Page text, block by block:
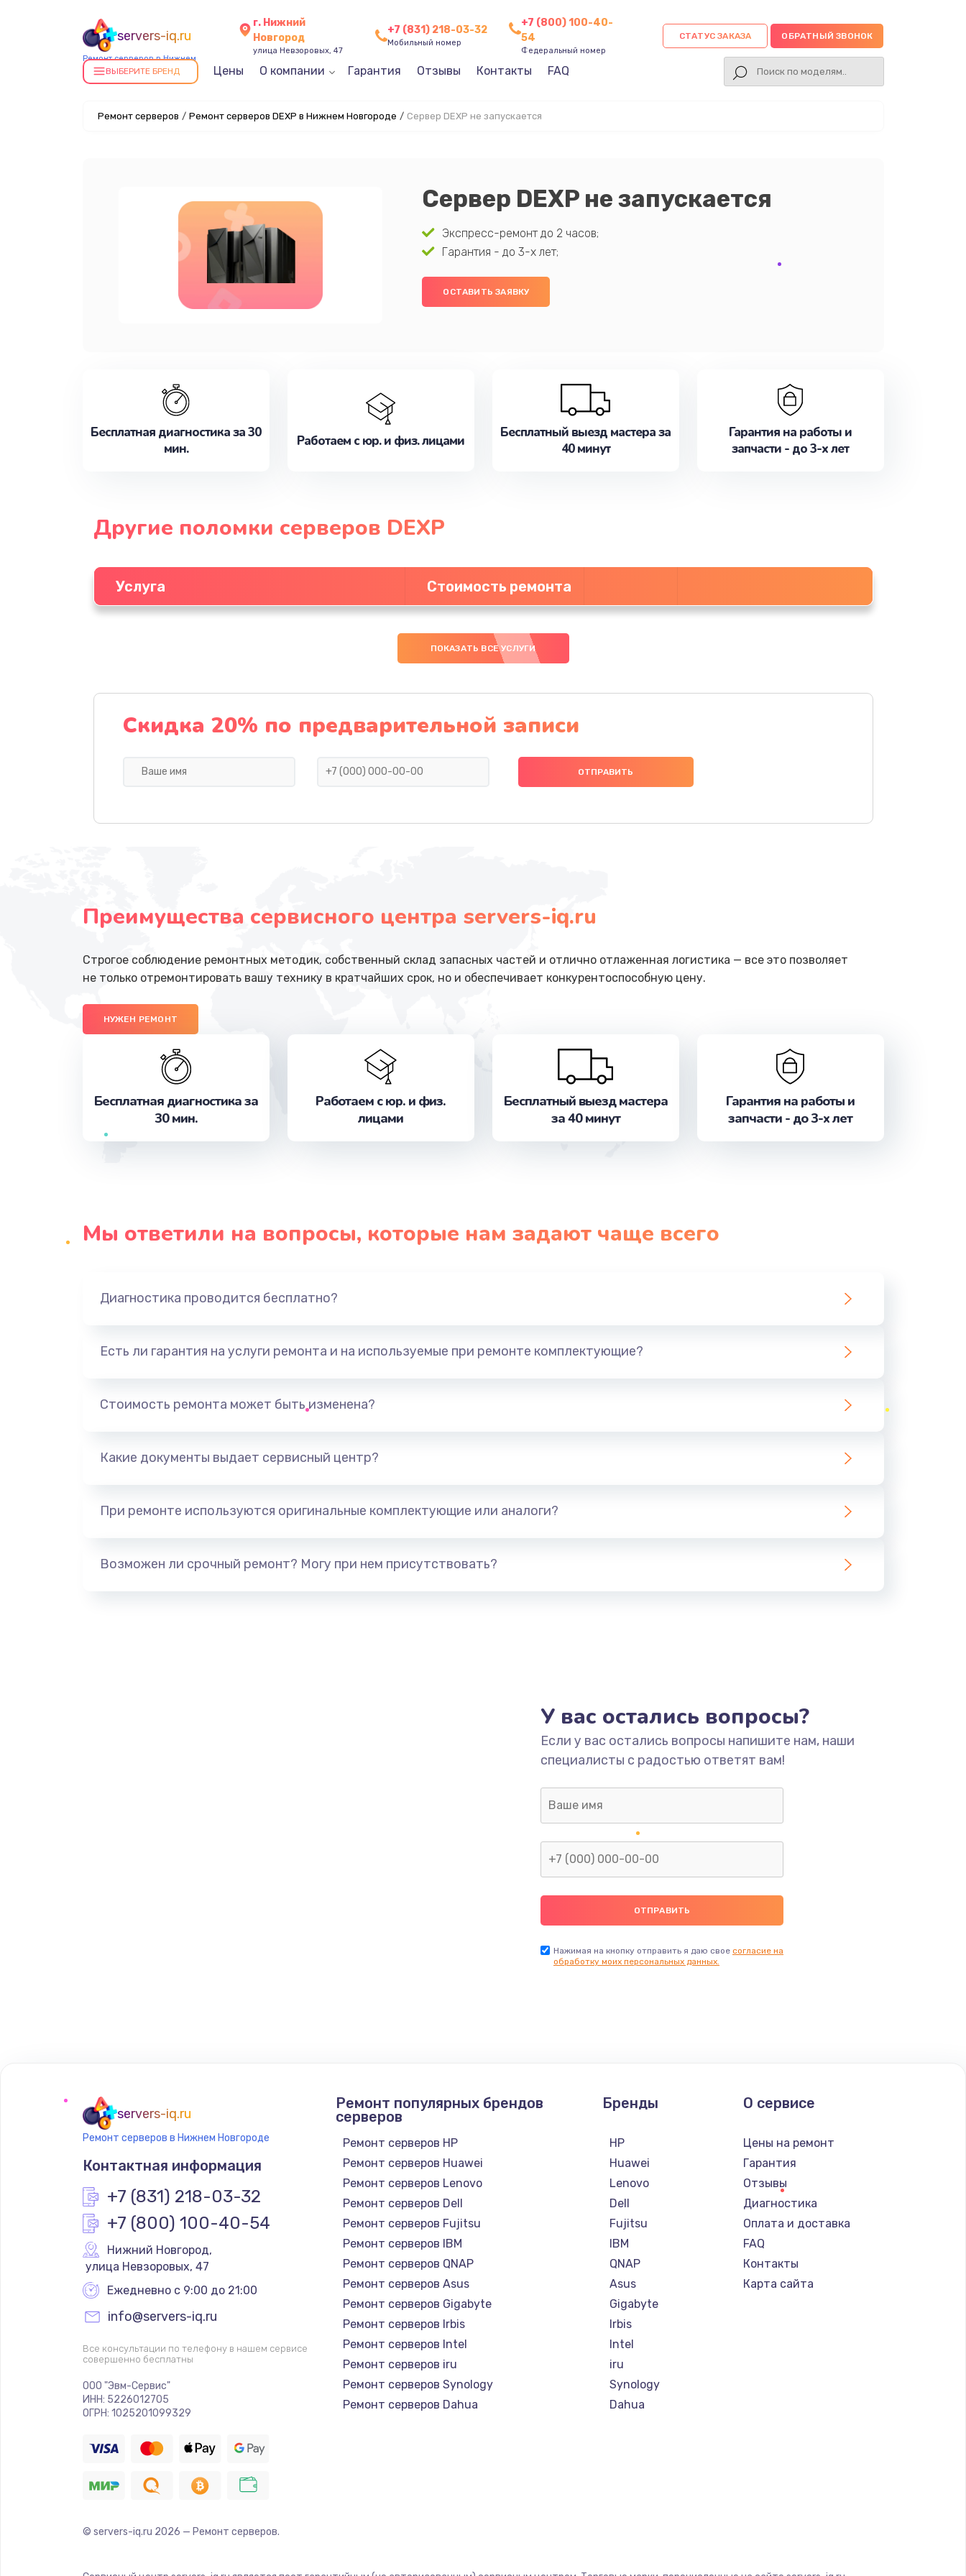
servers-iq.ru
Ремонт серверов в Нижнем
Новгороде
г. Нижний
Новгород
улица Невзоровых, 47
+7 (831) 218-03-32
Мобильный номер
+7 (800) 100-40-
54
Федеральный номер
СТАТУС ЗАКАЗА ОБРАТНЫЙ ЗВОНОК
ВЫБЕРИТЕ БРЕНД Цены О компании Гарантия Отзывы Контакты FAQ
Ремонт серверов / Ремонт серверов DEXP в Нижнем Новгороде / Сервер DEXP не запускается
Сервер DEXP не запускается
Экспресс-ремонт до 2 часов;
Гарантия - до 3-х лет;
ОСТАВИТЬ ЗАЯВКУ
Бесплатная диагностика за 30
мин.
Работаем с юр. и физ. лицами
Бесплатный выезд мастера за
40 минут
Гарантия на работы и
запчасти - до 3-х лет
Другие поломки серверов DEXP
Услуга Стоимость ремонта
ПОКАЗАТЬ ВСЕ УСЛУГИ
Скидка 20% по предварительной записи
Преимущества сервисного центра servers-iq.ru
Строгое соблюдение ремонтных методик, собственный склад запасных частей и отлично отлаженная логистика — все это позволяет
не только отремонтировать вашу технику в кратчайших срок, но и обеспечивает конкурентоспособную цену.
НУЖЕН РЕМОНТ
Бесплатная диагностика за
30 мин.
Работаем с юр. и физ.
лицами
Бесплатный выезд мастера
за 40 минут
Гарантия на работы и
запчасти - до 3-х лет
Мы ответили на вопросы, которые нам задают чаще всего
Диагностика проводится бесплатно?
Есть ли гарантия на услуги ремонта и на используемые при ремонте комплектующие?
Стоимость ремонта может быть изменена?
Какие документы выдает сервисный центр?
При ремонте используются оригинальные комплектующие или аналоги?
Возможен ли срочный ремонт? Могу при нем присутствовать?
У вас остались вопросы?
Если у вас остались вопросы напишите нам, наши
специалисты с радостью ответят вам!
Нажимая на кнопку отправить я даю свое согласие на
обработку моих персональных данных.
servers-iq.ru
Ремонт серверов в Нижнем Новгороде
Контактная информация
+7 (831) 218-03-32
+7 (800) 100-40-54
Нижний Новгород,
улица Невзоровых, 47
Ежедневно с 9:00 до 21:00
info@servers-iq.ru
Все консультации по телефону в нашем сервисе
совершенно бесплатны
ООО "Эвм-Сервис"
ИНН: 5226012705
ОГРН: 1025201099329
Ремонт популярных брендов
серверов
Ремонт серверов HP
Ремонт серверов Huawei
Ремонт серверов Lenovo
Ремонт серверов Dell
Ремонт серверов Fujitsu
Ремонт серверов IBM
Ремонт серверов QNAP
Ремонт серверов Asus
Ремонт серверов Gigabyte
Ремонт серверов Irbis
Ремонт серверов Intel
Ремонт серверов iru
Ремонт серверов Synology
Ремонт серверов Dahua
Бренды
HP
Huawei
Lenovo
Dell
Fujitsu
IBM
QNAP
Asus
Gigabyte
Irbis
Intel
iru
Synology
Dahua
О сервисе
Цены на ремонт
Гарантия
Отзывы
Диагностика
Оплата и доставка
FAQ
Контакты
Карта сайта
© servers-iq.ru 2026 — Ремонт серверов.